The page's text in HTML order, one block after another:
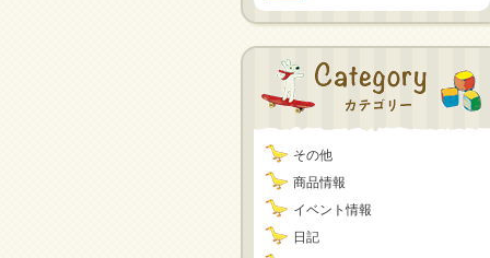
その他
商品情報
イベント情報
日記